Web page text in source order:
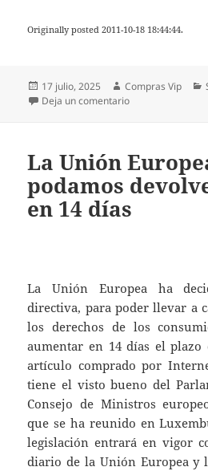
Originally posted 2011-10-18 18:44:44.
Publicado
el
17 julio, 2025 Autor
Compras Vip
Deja un comentarioen Comprar un
La Unión
podamos
en 14 días
La Unión Europea ha
directiva, para poder llevar a
los derechos de los
aumentar en 14 días el
artículo comprado por
tiene el visto bueno del
Consejo de Ministros
que se ha reunido en
legislación entrará en vigor
diario de la Unión Europea y